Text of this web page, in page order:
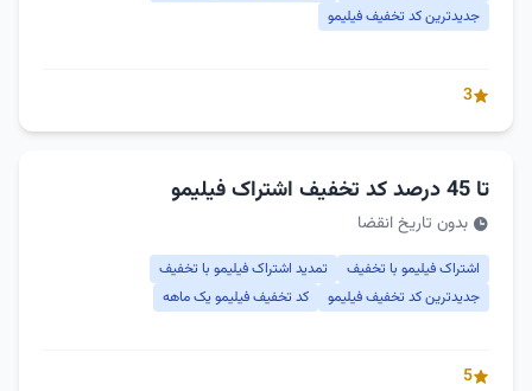
جدیدترین کد تخفیف فیلیمو
3
تا 45 درصد کد تخفیف اشتراک فیلیمو
بدون تاریخ انقضا
اشتراک فیلیمو با تخفیف
تمدید اشتراک فیلیمو با تخفیف
جدیدترین کد تخفیف فیلیمو
کد تخفیف فیلیمو یک ماهه
5